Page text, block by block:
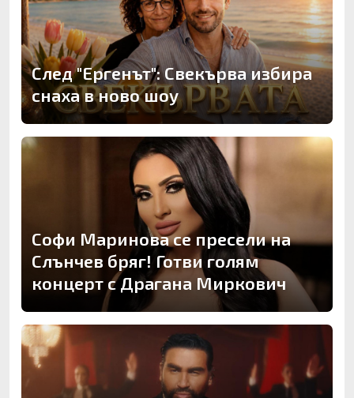
След "Ергенът": Свекърва избира
снаха в ново шоу
Софи Маринова се пресели на
Слънчев бряг! Готви голям
концерт с Драгана Миркович